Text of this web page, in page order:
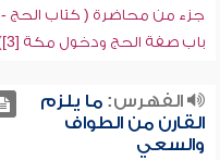
جزء من محاضرة ( كتاب الحج -
باب صفة الحج ودخول مكة [3])
الفهرس:ما يلزم
القارن من الطواف
والسعي